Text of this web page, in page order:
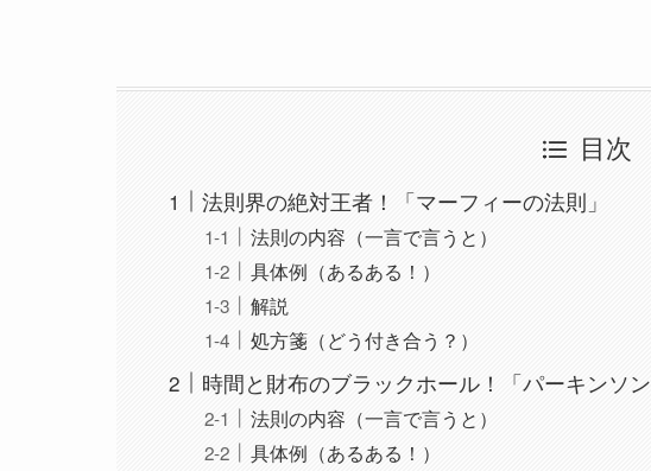
目次
法則界の絶対王者！「マーフィーの法則」
法則の内容（一言で言うと）
具体例（あるある！）
解説
処方箋（どう付き合う？）
時間と財布のブラックホール！「パーキンソン
法則の内容（一言で言うと）
具体例（あるある！）